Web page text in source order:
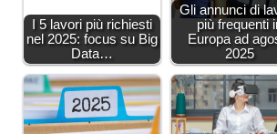
I 5 lavori più richiesti
nel 2025: focus su Big
Data…
Gli annunci di
più frequenti
Europa ad
2025